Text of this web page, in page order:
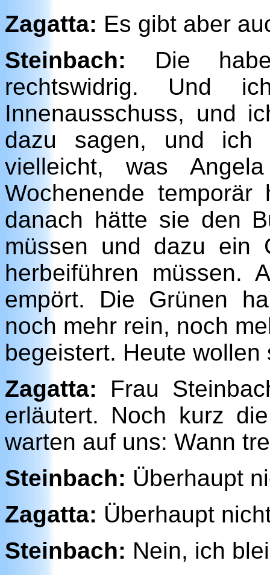
Zagatta: Es gibt aber
Steinbach: Die
rechtswidrig. Und
Innenausschuss, und
dazu sagen, und ich
vielleicht, was
Wochenende
danach hätte sie den
müssen und dazu ein
herbeiführen müssen.
empört. Die Grünen
noch mehr rein, noch
begeistert. Heute
Zagatta: Frau
erläutert. Noch kurz
warten auf uns: Wann
Steinbach: Überhaupt
Zagatta: Überhaupt
Steinbach: Nein, ich